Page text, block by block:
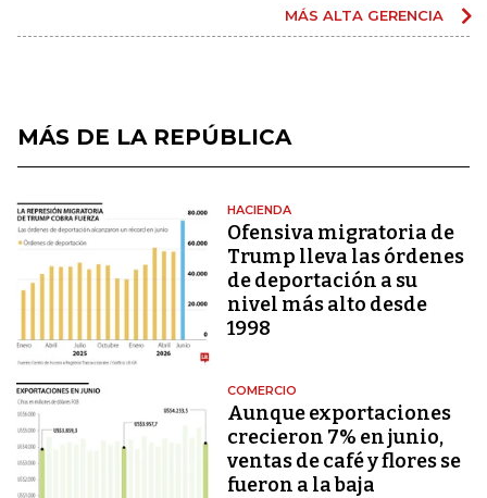
MÁS ALTA GERENCIA
MÁS DE LA REPÚBLICA
HACIENDA
Ofensiva migratoria de
Trump lleva las órdenes
de deportación a su
nivel más alto desde
1998
COMERCIO
Aunque exportaciones
crecieron 7% en junio,
ventas de café y flores se
fueron a la baja